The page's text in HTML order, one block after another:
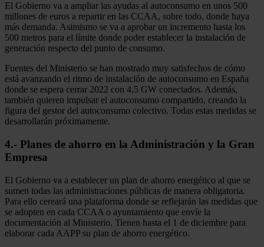
El Gobierno va a ampliar las ayudas al autoconsumo en unos 500
millones de euros a repartir en las CCAA, sobre todo, donde haya
más demanda. Asimismo se va a aprobar un incremento hasta los
500 metros para el límite donde poder establecer la instalación de
generación respecto del punto de consumo.
Fuentes del Ministerio se han mostrado muy satisfechos de cómo
está avanzando el ritmo de instalación de autoconsumo en España
donde se espera cerrar 2022 con 4,5 GW conectados. Además,
también quieren impulsar el autoconsumo compartido, creando la
figura del gestor del autoconsumo colectivo. Todas estas medidas se
desarrollarán próximamente.
4.- Planes de ahorro en la Administración y la Gran
Empresa
El Gobierno va a establecer un plan de ahorro energético al que se
sumen todas las administraciones públicas de manera obligatoria.
Para ello cereará una plataforma donde se reflejarán las medidas que
se adopten en cada CCAA o ayuntamiento que envíe la
documentación al Ministerio. Tienen hasta el 1 de diciembre para
elaborar cada AAPP su plan de ahorro energético.